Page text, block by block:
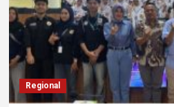
Regional